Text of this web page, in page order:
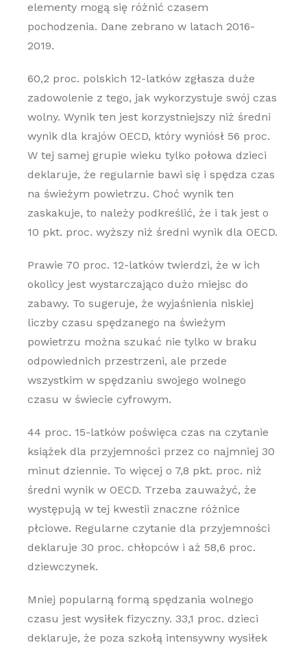
elementy mogą się różnić czasem
pochodzenia. Dane zebrano w latach 2016-
2019.
60,2 proc. polskich 12-latków zgłasza duże
zadowolenie z tego, jak wykorzystuje swój czas
wolny. Wynik ten jest korzystniejszy niż średni
wynik dla krajów OECD, który wyniósł 56 proc.
W tej samej grupie wieku tylko połowa dzieci
deklaruje, że regularnie bawi się i spędza czas
na świeżym powietrzu. Choć wynik ten
zaskakuje, to należy podkreślić, że i tak jest o
10 pkt. proc. wyższy niż średni wynik dla OECD.
Prawie 70 proc. 12-latków twierdzi, że w ich
okolicy jest wystarczająco dużo miejsc do
zabawy. To sugeruje, że wyjaśnienia niskiej
liczby czasu spędzanego na świeżym
powietrzu można szukać nie tylko w braku
odpowiednich przestrzeni, ale przede
wszystkim w spędzaniu swojego wolnego
czasu w świecie cyfrowym.
44 proc. 15-latków poświęca czas na czytanie
książek dla przyjemności przez co najmniej 30
minut dziennie. To więcej o 7,8 pkt. proc. niż
średni wynik w OECD. Trzeba zauważyć, że
występują w tej kwestii znaczne różnice
płciowe. Regularne czytanie dla przyjemności
deklaruje 30 proc. chłopców i aż 58,6 proc.
dziewczynek.
Mniej popularną formą spędzania wolnego
czasu jest wysiłek fizyczny. 33,1 proc. dzieci
deklaruje, że poza szkołą intensywny wysiłek